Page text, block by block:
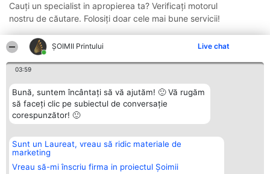
ŞOIMII Printului Live chat
03:59
Bună, suntem încântați să vă ajutăm! 🙂 Vă rugăm
să faceți clic pe subiectul de conversație
corespunzător! 🙂
Sunt un Laureat, vreau să ridic materiale de
marketing
Vreau să-mi înscriu firma in proiectul Șoimii
Cauți un specialist in apropierea ta? Verificați motorul
nostru de căutare. Folosiți doar cele mai bune servicii!
Organizator Ranking
BRIGHT SOLUTIONS BR SRL
Aleea Timisul De Sus 2 Bl. A30
Sc. A Et. 4 Ap. 13 Cod 061952
Plebiscyt
Lista Tuturor
Laureaților
Contact